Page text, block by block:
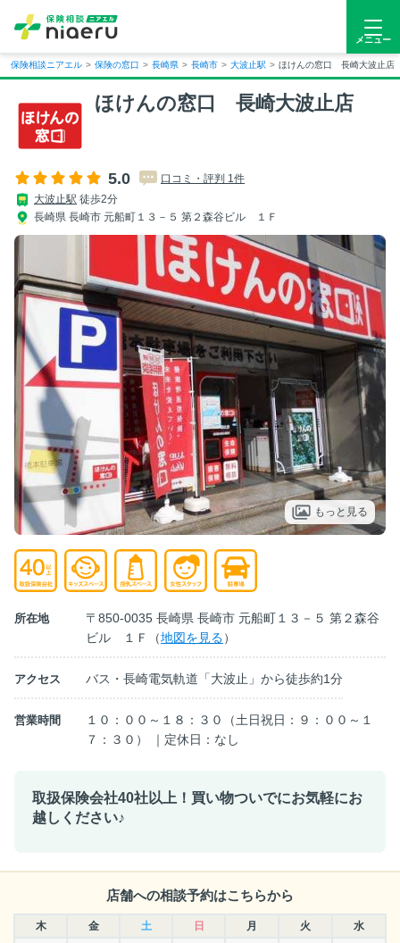
メニュー
保険相談ニアエル > 保険の窓口 > 長崎県 > 長崎市 > 大波止駅 > ほけんの窓口 長崎大波止店
ほけんの窓口 長崎大波止店
5.0
口コミ・評判 1件
大波止駅 徒歩2分
長崎県 長崎市 元船町１３－５ 第２森谷ビル １Ｆ
もっと見る
所在地
〒850-0035 長崎県 長崎市 元船町１３－５ 第２森谷
ビル １Ｆ（地図を見る）
アクセス バス・長崎電気軌道「大波止」から徒歩約1分
営業時間
１０：００～１８：３０（土日祝日：９：００～１
７：３０） ｜定休日：なし
取扱保険会社40社以上！買い物ついでにお気軽にお
越しください♪
店舗への相談予約はこちらから
木 金 土 日 月 火
水